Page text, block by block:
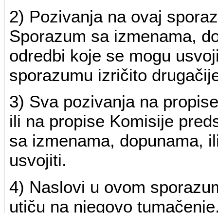
2) Pozivanja na ovaj
Sporazum sa izmenama,
odredbi koje se mogu
sporazumu izričito
3) Sva pozivanja na
ili na propise Komisije
sa izmenama, dopunama,
usvojiti.
4) Naslovi u ovom
utiču na njegovo